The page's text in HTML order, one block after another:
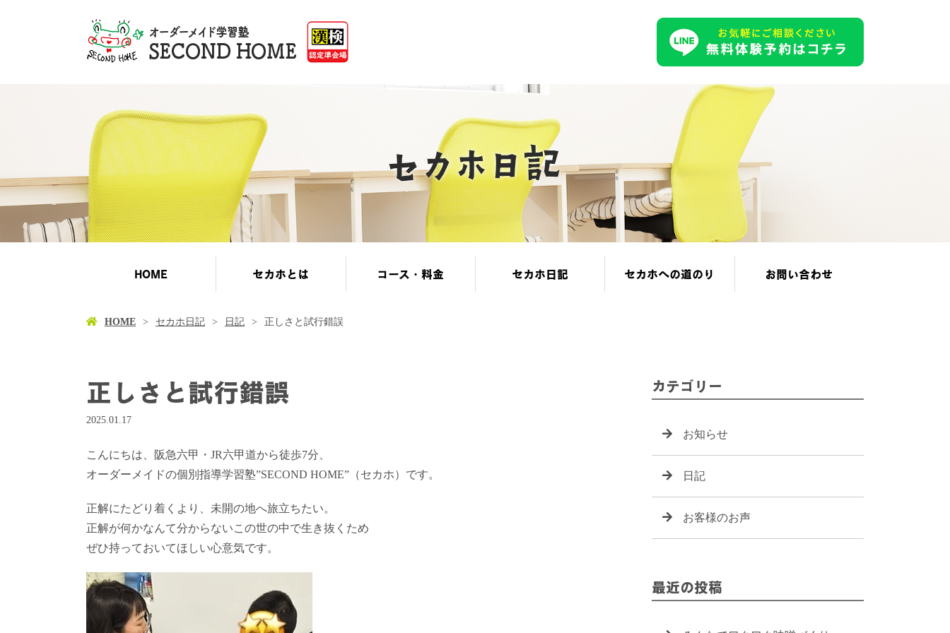
HOME セカホとは コース・料金 セカホ日記 セカホへの道のり お問い合わせ
HOME セカホ日記 日記 正しさと試行錯誤
正しさと試行錯誤
2025.01.17
こんにちは、阪急六甲・JR六甲道から徒歩7分、
オーダーメイドの個別指導学習塾”SECOND HOME”（セカホ）です。
正解にたどり着くより、未開の地へ旅立ちたい。
正解が何かなんて分からないこの世の中で生き抜くため
ぜひ持っておいてほしい心意気です。
カテゴリー
お知らせ
日記
お客様のお声
最近の投稿